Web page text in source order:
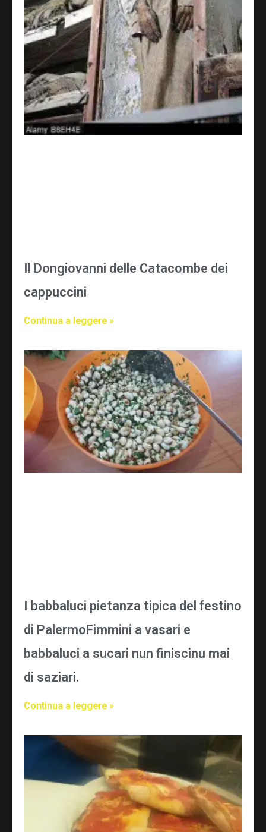
Il Dongiovanni delle Catacombe dei
cappuccini
Continua a leggere »
I babbaluci pietanza tipica del festino
di PalermoFimmini a vasari e
babbaluci a sucari nun finiscinu mai
di saziari.
Continua a leggere »